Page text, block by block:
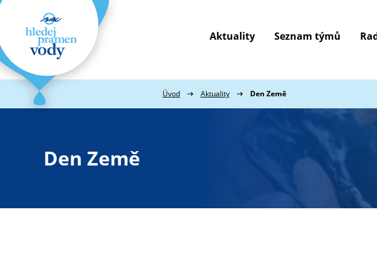
Webové
stránky
míru
Aktuality Seznam týmů
Úvod Aktuality Den Země
Den Země